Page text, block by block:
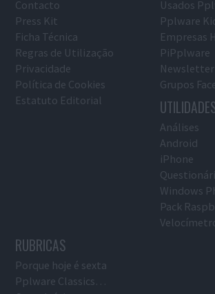
Contacto
Press Kit
Ficha Técnica
Regras de Utilização
Privacidade
Política de Cookies
Estatuto Editorial
Usados
Pplware
Empresas
PiPplware
Newsletter
Grupos
Análises
Android
iPhone
Windows
Pack
RUBRICAS
Porque hoje é sexta
Pplware Classics…